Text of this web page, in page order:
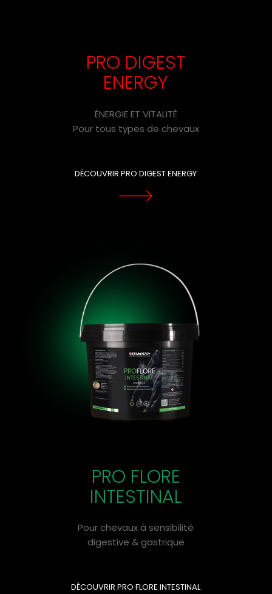
PRO DIGEST
ENERGY
ÉNERGIE ET VITALITÉ
Pour tous types de chevaux
DÉCOUVRIR PRO DIGEST ENERGY
PRO FLORE
INTESTINAL
Pour chevaux à sensibilité
digestive & gastrique
DÉCOUVRIR PRO FLORE INTESTINAL